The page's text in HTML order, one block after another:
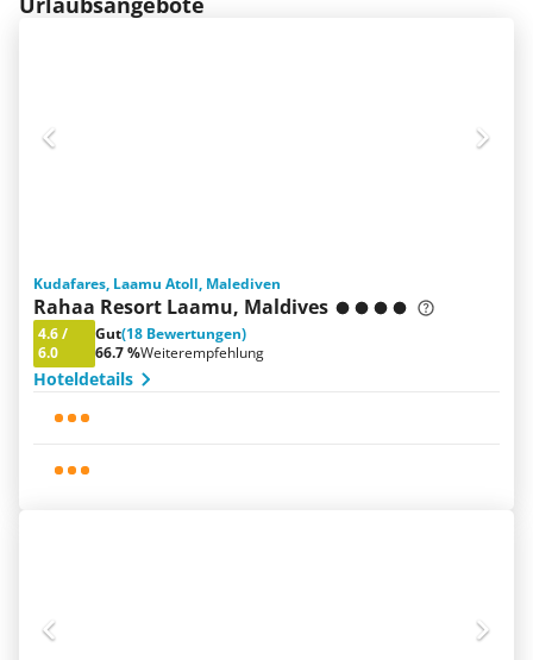
Kudafares, Laamu Atoll, Malediven
Rahaa Resort Laamu, Maldives
4.6/
6.0
Gut(18 Bewertungen)
66.7 %Weiterempfehlung
Hoteldetails